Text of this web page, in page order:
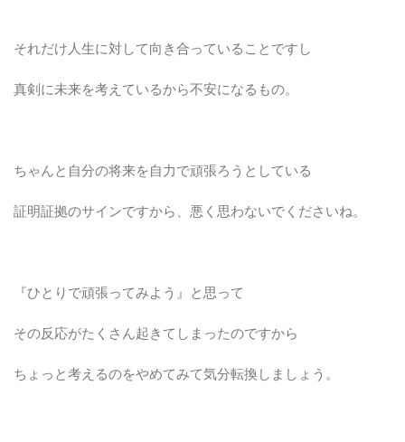
それだけ人生に対して向き合っていることですし
真剣に未来を考えているから不安になるもの。
ちゃんと自分の将来を自力で頑張ろうとしている
証明証拠のサインですから、悪く思わないでくださいね。
『ひとりで頑張ってみよう』と思って
その反応がたくさん起きてしまったのですから
ちょっと考えるのをやめてみて気分転換しましょう。